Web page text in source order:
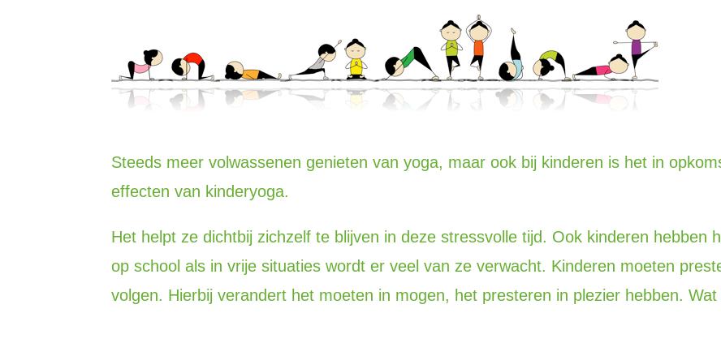
Steeds meer volwassenen genieten van yoga, maar ook bij kinderen is het in
effecten van kinderyoga.
Het helpt ze dichtbij zichzelf te blijven in deze stressvolle tijd. Ook kinderen hebben
op school als in vrije situaties wordt er veel van ze verwacht. Kinderen moeten
volgen. Hierbij verandert het moeten in mogen, het presteren in plezier hebben. Wat